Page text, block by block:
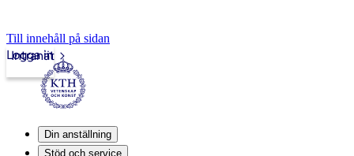
Till innehåll på sidan
Intranät
Logga in
Din anställning
Stöd och service